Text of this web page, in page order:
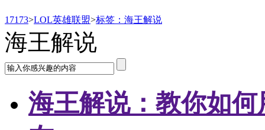
17173>LOL英雄联盟>标签：海王解说
海王解说
海王解说：教你如